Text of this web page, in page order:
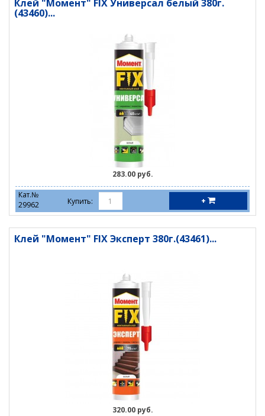
Клей "Момент" FIX Универсал белый 380г.
(43460)...
283.00 руб.
Кат.№
29962
Купить: +
Клей "Момент" FIX Эксперт 380г.(43461)...
320.00 руб.